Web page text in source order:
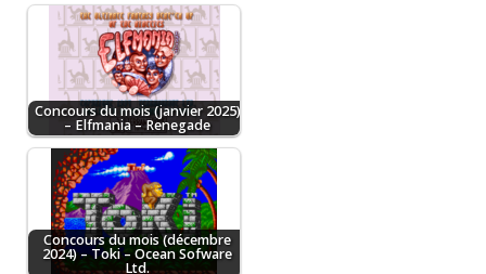
Concours du mois (janvier 2025)
– Elfmania – Renegade
Concours du mois (décembre
2024) – Toki – Ocean Sofware
Ltd.